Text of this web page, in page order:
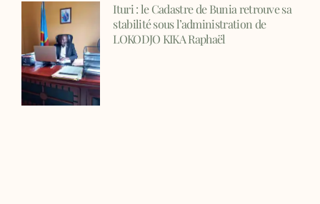
Ituri : le Cadastre de Bunia retrouve sa
stabilité sous l’administration de
LOKODJO KIKA Raphaël